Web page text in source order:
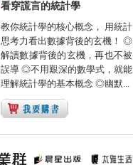
看穿謊言的統計學
教你統計學的核心概念， 用統計
思考力看出數據背後的玄機！ ◎
解讀數據背後的玄機，再也不被
誤導 ◎不用艱深的數學式，就能
理解統計學的基本概念 ◎幽默...